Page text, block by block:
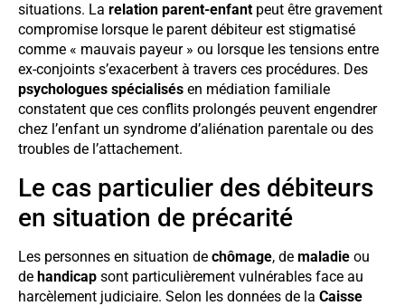
situations. La relation parent-enfant peut être gravement
compromise lorsque le parent débiteur est stigmatisé
comme « mauvais payeur » ou lorsque les tensions entre
ex-conjoints s’exacerbent à travers ces procédures. Des
psychologues spécialisés en médiation familiale
constatent que ces conflits prolongés peuvent engendrer
chez l’enfant un syndrome d’aliénation parentale ou des
troubles de l’attachement.
Le cas particulier des débiteurs
en situation de précarité
Les personnes en situation de chômage, de maladie ou
de handicap sont particulièrement vulnérables face au
harcèlement judiciaire. Selon les données de la Caisse